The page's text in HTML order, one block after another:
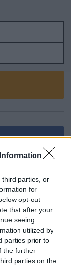
third parties, or
for
opt-out
that after your
seeing
utilized by
parties prior to
the further
parties on the